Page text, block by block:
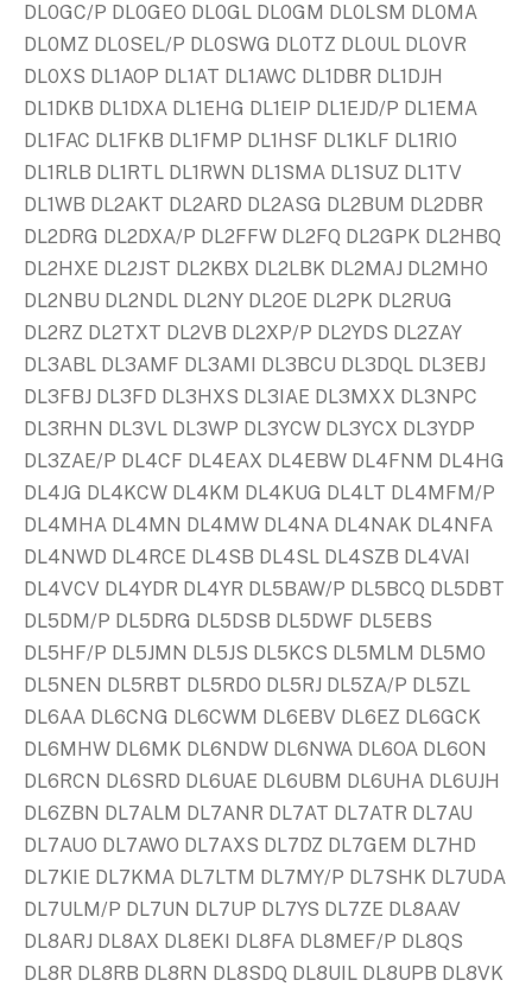
DL0GC/P DL0GEO DL0GL DL0GM DL0LSM DL0MA
DL0MZ DL0SEL/P DL0SWG DL0TZ DL0UL DL0VR
DL0XS DL1AOP DL1AT DL1AWC DL1DBR DL1DJH
DL1DKB DL1DXA DL1EHG DL1EIP DL1EJD/P DL1EMA
DL1FAC DL1FKB DL1FMP DL1HSF DL1KLF DL1RIO
DL1RLB DL1RTL DL1RWN DL1SMA DL1SUZ DL1TV
DL1WB DL2AKT DL2ARD DL2ASG DL2BUM DL2DBR
DL2DRG DL2DXA/P DL2FFW DL2FQ DL2GPK DL2HBQ
DL2HXE DL2JST DL2KBX DL2LBK DL2MAJ DL2MHO
DL2NBU DL2NDL DL2NY DL2OE DL2PK DL2RUG
DL2RZ DL2TXT DL2VB DL2XP/P DL2YDS DL2ZAY
DL3ABL DL3AMF DL3AMI DL3BCU DL3DQL DL3EBJ
DL3FBJ DL3FD DL3HXS DL3IAE DL3MXX DL3NPC
DL3RHN DL3VL DL3WP DL3YCW DL3YCX DL3YDP
DL3ZAE/P DL4CF DL4EAX DL4EBW DL4FNM DL4HG
DL4JG DL4KCW DL4KM DL4KUG DL4LT DL4MFM/P
DL4MHA DL4MN DL4MW DL4NA DL4NAK DL4NFA
DL4NWD DL4RCE DL4SB DL4SL DL4SZB DL4VAI
DL4VCV DL4YDR DL4YR DL5BAW/P DL5BCQ DL5DBT
DL5DM/P DL5DRG DL5DSB DL5DWF DL5EBS
DL5HF/P DL5JMN DL5JS DL5KCS DL5MLM DL5MO
DL5NEN DL5RBT DL5RDO DL5RJ DL5ZA/P DL5ZL
DL6AA DL6CNG DL6CWM DL6EBV DL6EZ DL6GCK
DL6MHW DL6MK DL6NDW DL6NWA DL6OA DL6ON
DL6RCN DL6SRD DL6UAE DL6UBM DL6UHA DL6UJH
DL6ZBN DL7ALM DL7ANR DL7AT DL7ATR DL7AU
DL7AUO DL7AWO DL7AXS DL7DZ DL7GEM DL7HD
DL7KIE DL7KMA DL7LTM DL7MY/P DL7SHK DL7UDA
DL7ULM/P DL7UN DL7UP DL7YS DL7ZE DL8AAV
DL8ARJ DL8AX DL8EKI DL8FA DL8MEF/P DL8QS
DL8R DL8RB DL8RN DL8SDQ DL8UIL DL8UPB DL8VK